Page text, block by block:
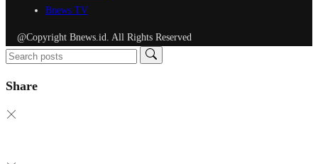
Bnews TV
@Copyright Bnews.id. All Rights Reserved
Share